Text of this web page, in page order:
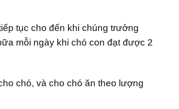
tục cho đến khi chúng trưởng
mỗi ngày khi chó con đạt được 2
chó, và cho chó ăn theo lượng